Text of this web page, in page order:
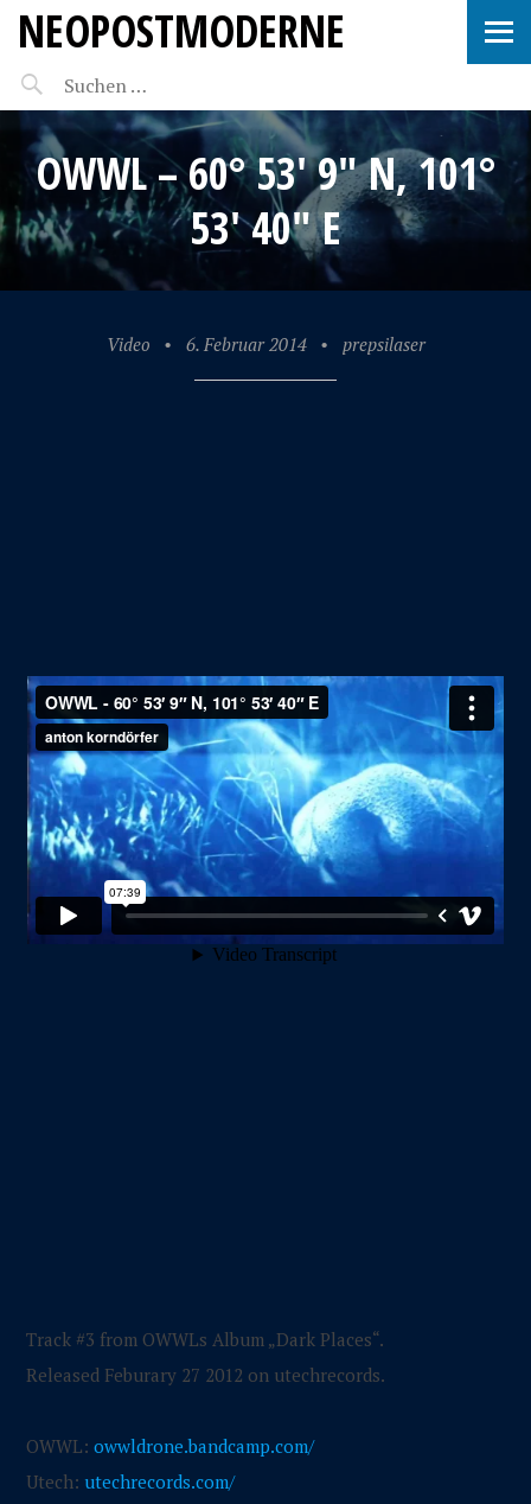
NEOPOSTMODERNE
OWWL – 60° 53′ 9″ N, 101°
53′ 40″ E
Video • 6. Februar 2014 • prepsilaser
Track #3 from OWWLs Album „Dark Places“.
Released Feburary 27 2012 on utechrecords.
OWWL:owwldrone.bandcamp.com/
Utech: utechrecords.com/